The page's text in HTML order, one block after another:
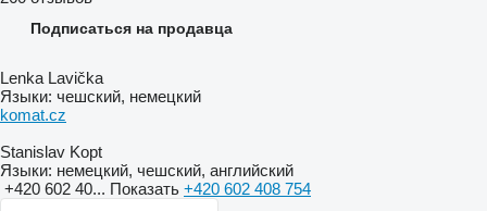
Подписаться на продавца
Lenka Lavička
Языки: чешский, немецкий
komat.cz
Stanislav Kopt
Языки: немецкий, чешский, английский
+420 602 40... Показать +420 602 408 754